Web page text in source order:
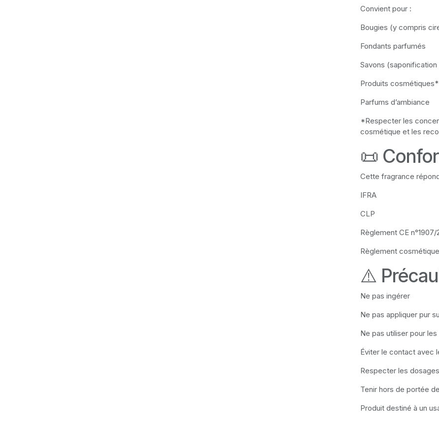
Convient pour :
Bougies (y compris
Fondants parfumés
Savons
Produits
Parfums d’ambiance
*Respecter les
cosmétique et les
📜
Cette fragrance
IFRA
CLP
Règlement CE
Règlement
⚠️
Ne pas ingérer
Ne pas appliquer pur
Ne pas utiliser pour
Éviter le contact avec
Respecter les
Tenir hors de portée
Produit destiné à un